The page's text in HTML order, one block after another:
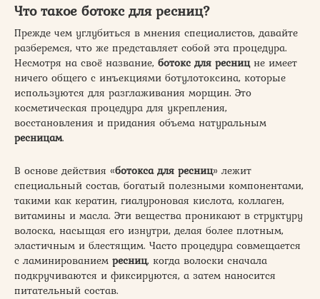
Что такое ботокс для ресниц?
Прежде чем углубиться в мнения специалистов, давайте
разберемся, что же представляет собой эта процедура.
Несмотря на своё название, ботокс для ресницне имеет
ничего общего с инъекциями ботулотоксина, которые
используются для разглаживания морщин. Это
косметическая процедура для укрепления,
восстановления и придания объема натуральным
ресницам.
В основе действия «ботокса для ресниц» лежит
специальный состав, богатый полезными компонентами,
такими как кератин, гиалуроновая кислота, коллаген,
витамины и масла. Эти вещества проникают в структуру
волоска, насыщая его изнутри, делая более плотным,
эластичным и блестящим. Часто процедура совмещается
с ламинированием ресниц, когда волоски сначала
подкручиваются и фиксируются, а затем наносится
питательный состав.